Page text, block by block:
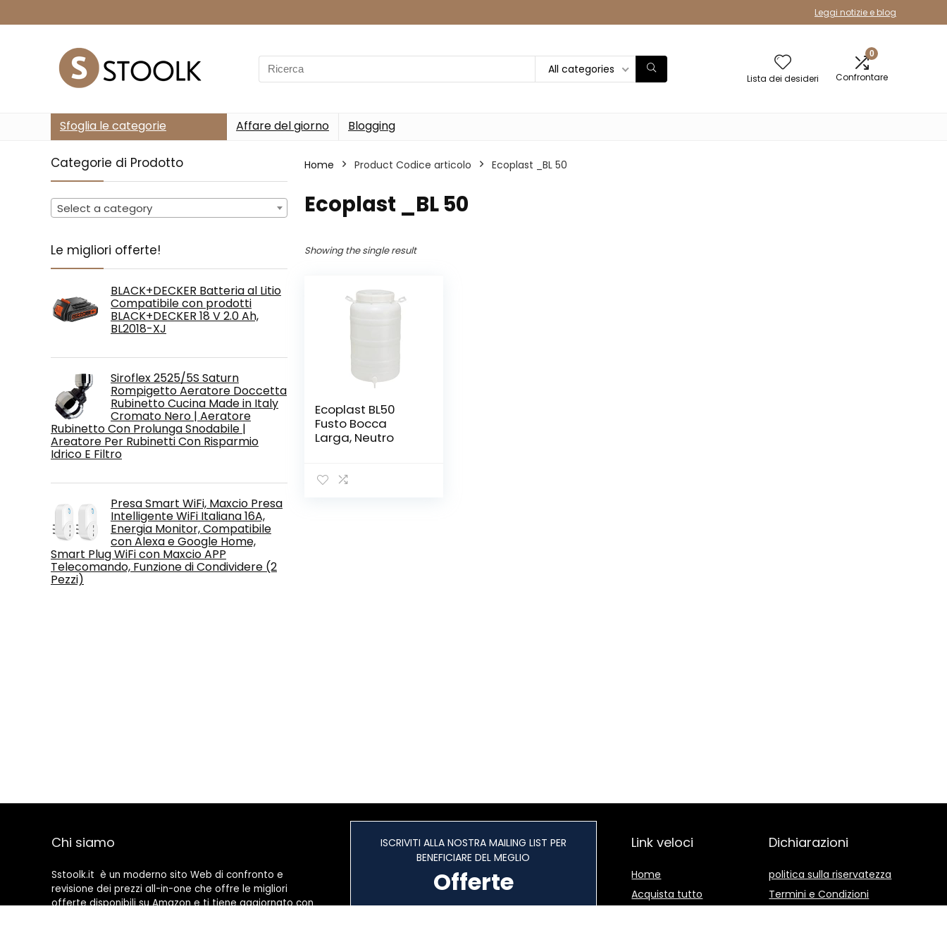
Leggi notizie e blog
Search
for:
All categories
Lista dei desideri
0
Confrontare
Sfoglia le categorie Affare del giorno Blogging
Categorie di Prodotto
Select a category
Le migliori offerte!
BLACK+DECKER Batteria al Litio
Compatibile con prodotti
BLACK+DECKER 18 V 2.0 Ah,
BL2018-XJ
Siroflex 2525/5S Saturn
Rompigetto Aeratore Doccetta
Rubinetto Cucina Made in Italy
Cromato Nero | Aeratore
Rubinetto Con Prolunga Snodabile |
Areatore Per Rubinetti Con Risparmio
Idrico E Filtro
Presa Smart WiFi, Maxcio Presa
Intelligente WiFi Italiana 16A,
Energia Monitor, Compatibile
con Alexa e Google Home,
Smart Plug WiFi con Maxcio APP
Telecomando, Funzione di Condividere (2
Pezzi)
Home Product Codice articolo ‎Ecoplast _BL 50
‎Ecoplast _BL 50
Showing the single result
Ecoplast BL50
Fusto Bocca
Larga, Neutro
Chi siamo
Sstoolk.it è un moderno sito Web di confronto e
revisione dei prezzi all-in-one che offre le migliori
offerte disponibili su Amazon e ti tiene aggiornato con
ISCRIVITI ALLA NOSTRA MAILING LIST PER
BENEFICIARE DEL MEGLIO
Offerte
Link veloci
Home
Acquista tutto
Dichiarazioni
politica sulla riservatezza
Termini e Condizioni